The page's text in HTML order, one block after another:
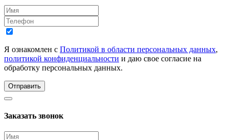
Я ознакомлен с Политикой в области персональных данных,
политикой конфиденциальности и даю свое согласие на
обработку персональных данных.
Отправить
Заказать звонок